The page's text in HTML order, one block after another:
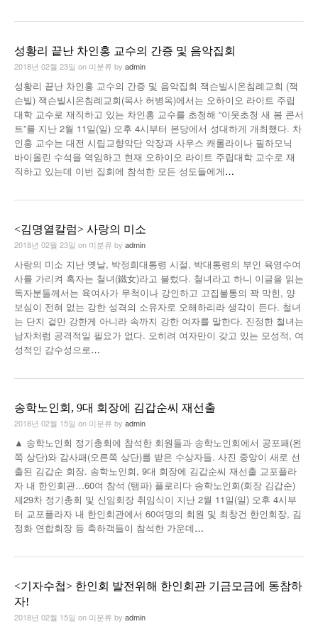
성황리 끝난 차인홍 교수의 간증 및 음악집회
2018년 02월 23일 on 미분류 by admin
성황리 끝난 차인홍 교수의 간증 및 음악집회 잭슨빌시온침례교회 (잭
슨빌) 잭슨빌시온침례교회(목사 허병옥)에서는 오하이오 라이트 주립
대학 교수로 재직하고 있는 차인홍 교수를 초청해 “이웃초청 새 봄 콘서
트”를 지난 2월 11일(일) 오후 4시부터 본당에서 성대하게 개최했다. 차
인홍 교수는 대전 시립교향악단 악장과 사우스 캐롤라이나 필하모닉
바이올린 수석을 역임하고 현재 오하이오 라이트 주립대학 교수로 재
직하고 있는데 이번 집회에 참석한 모든 성도들에게…
<김명열칼럼> 사랑의 미소
2018년 02월 23일 on 미분류 by admin
사랑의 미소 지난 옛날, 박정희대통령 시절, 박대통령의 부인 육영수여
사를 가리켜 혹자는 철녀(鐵女)라고 불렀다. 철녀라고 하니 이글을 읽는
독자분들께서는 육여사가 무척이나 강인하고 고집불통의 꽉 막힌, 양
보심이 전혀 없는 강한 성격의 소유자로 오해하리라 생각이 든다. 철녀
는 단지 겉만 강한게 아니라 속까지 강한 여자를 말한다. 진정한 철녀는
남자처럼 공격적일 필요가 없다. 오히려 여자만이 갖고 있는 모성적, 여
성적인 감수성으로…
송학노인회, 9대 회장에 김갑순씨 재선출
2018년 02월 15일 on 미분류 by admin
▲ 송학노인회 정기총회에 참석한 회원들과 송학노인회에서 공포패(왼
쪽 상단)와 감사패(오른쪽 상단)를 받은 수상자들. 사진 중앙이 새로 선
출된 김갑순 회장. 송학노인회, 9대 회장에 김갑순씨 재선출 교포플라
자 내 한인회관…60여 참석 (탬파) 플로리다 송학노인회(회장 김갑순)
제29차 정기총회 및 신임회장 취임식이 지난 2월 11일(일) 오후 4시부
터 교포플라자 내 한인회관에서 60여명의 회원 및 최창건 한인회장, 김
정화 연합회장 등 축하객들이 참석한 가운데…
<기자수첩> 한인회 발전위해 한인회관 기금모금에 동참하
자!
2018년 02월 15일 on 미분류 by admin